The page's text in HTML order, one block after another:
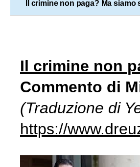
Il crimine non paga? Ma siamo
Il crimine non
Commento di
(Traduzione di
https://